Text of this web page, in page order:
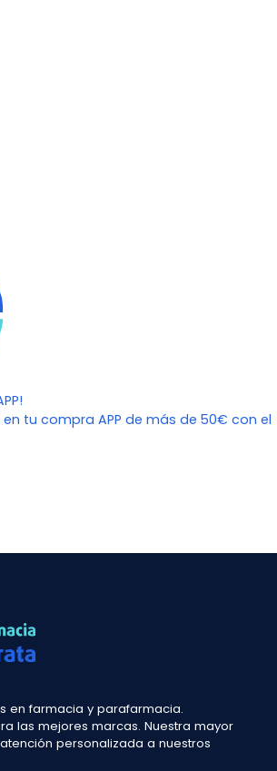
en tu compra APP de más de 50€ con el
en farmacia y parafarmacia.
las mejores marcas. Nuestra mayor
personalizada a nuestros